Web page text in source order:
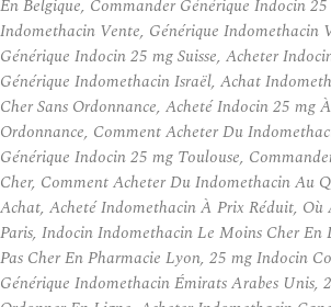
En Belgique, Commander Générique Indocin
Indomethacin Vente, Générique Indomethacin
Générique Indocin 25 mg Suisse, Acheter
Générique Indomethacin Israël, Achat
Cher Sans Ordonnance, Acheté Indocin 25 mg
Ordonnance, Comment Acheter Du
Générique Indocin 25 mg Toulouse,
Cher, Comment Acheter Du Indomethacin Au
Achat, Acheté Indomethacin À Prix Réduit,
Paris, Indocin Indomethacin Le Moins Cher En
Pas Cher En Pharmacie Lyon, 25 mg Indocin
Générique Indomethacin Émirats Arabes Unis,